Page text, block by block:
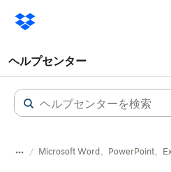
ヘルプセンター
Microsoft Word、PowerPoint、